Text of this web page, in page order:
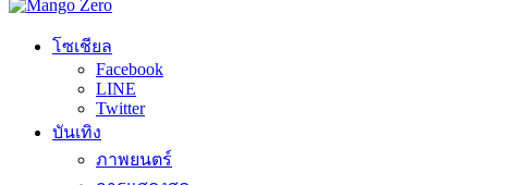
โซเชียล
Facebook
LINE
Twitter
บันเทิง
ภาพยนตร์